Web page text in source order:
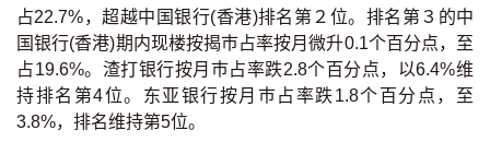
按市新闻
统计数据库
占22.7%，超越中国银行(香港)排名第２位。排名第３的中
国银行(香港)期内现楼按揭巿占率按月微升0.1个百分点，至
占19.6%。渣打银行按月巿占率跌2.8个百分点，以6.4%维
持排名第4位。东亚银行按月巿占率跌1.8个百分点，至
3.8%，排名维持第5位。